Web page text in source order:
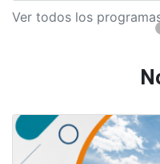
Ver todos los